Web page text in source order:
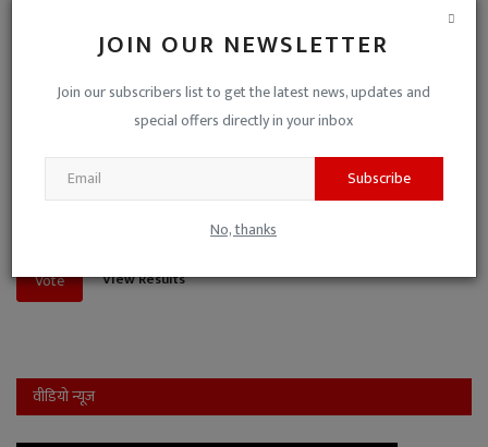
JOIN OUR NEWSLETTER
Join our subscribers list to get the latest news, updates and
special offers directly in your inbox
Subscribe
No, thanks
बड़ा अपराध है, पार्षद पद से बर्खास्त भी करना चाहिए।
पक्ष-विपक्ष की मिली-जुली कुश्ती है, इसलिए नो-कमेंट।
यह जनहित के मुद्दों से ध्यान भटकाने की साजिश है।
Vote View Results
वीडियो न्यूज